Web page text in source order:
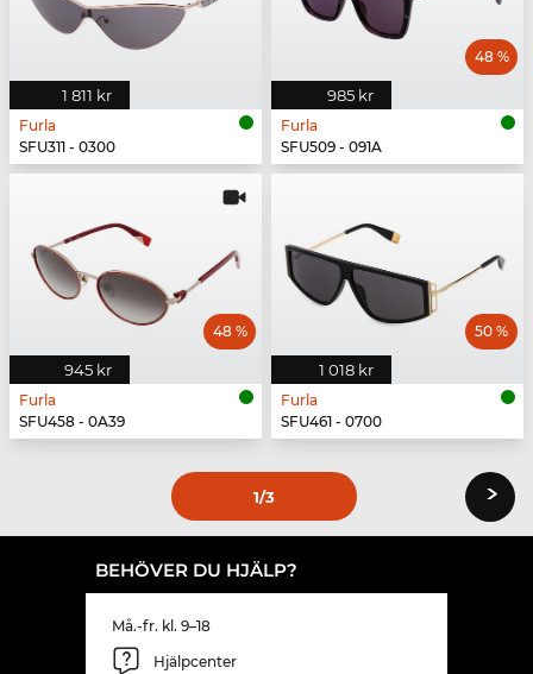
1 811 kr
Furla
SFU311 - 0300
985 kr
48 %
Furla
SFU509 - 091A
945 kr
48 %
Furla
SFU458 - 0A39
1 018 kr
50 %
Furla
SFU461 - 0700
1/3 ›
BEHÖVER DU HJÄLP?
Må.-fr. kl. 9–18
Hjälpcenter